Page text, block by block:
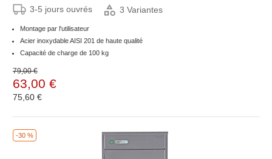
3-5 jours ouvrés 3 Variantes
Montage par l'utilisateur
Acier inoxydable AISI 201 de haute qualité
Capacité de charge de 100 kg
79,00 €
63,00 €
75,60 €
-30 %